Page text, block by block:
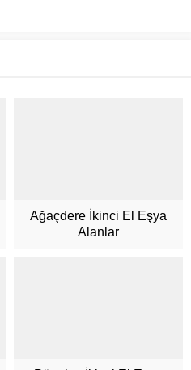
Ağaçdere İkinci El Eşya
Alanlar